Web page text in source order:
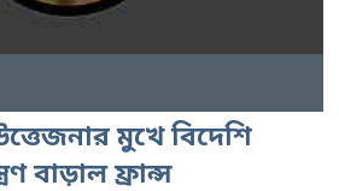
মুখে বিদেশি
বাড়াল ফ্রান্স